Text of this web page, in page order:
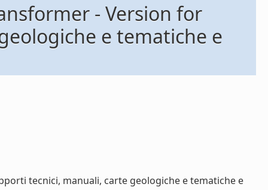
- Version for
e tematiche e
tecnici, manuali, carte geologiche e tematiche e